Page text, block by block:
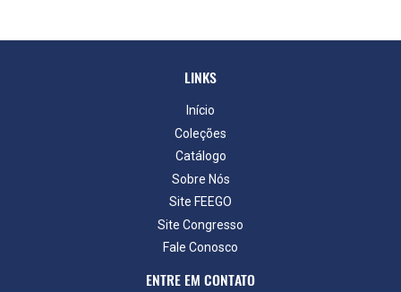
LINKS
Início
Coleções
Catálogo
Sobre Nós
Site FEEGO
Site Congresso
Fale Conosco
ENTRE EM CONTATO